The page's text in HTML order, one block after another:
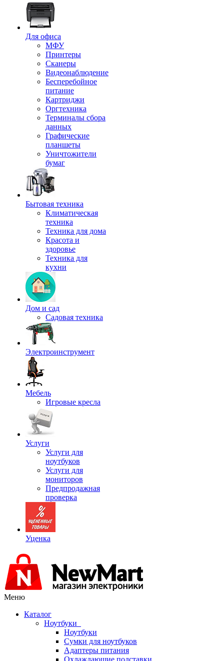
Для офиса
МФУ
Принтеры
Сканеры
Видеонаблюдение
Бесперебойное
питание
Картриджи
Оргтехника
Терминалы сбора
данных
Графические
планшеты
Уничтожители
бумаг
Бытовая техника
Климатическая
техника
Техника для дома
Красота и
здоровье
Техника для
кухни
Дом и сад
Садовая техника
Электроинструмент
Мебель
Игровые кресла
Услуги
Услуги для
ноутбуков
Услуги для
мониторов
Предпродажная
проверка
Уценка
Меню
Каталог
Ноутбуки
Ноутбуки
Сумки для ноутбуков
Адаптеры питания
Охлаждающие подставки